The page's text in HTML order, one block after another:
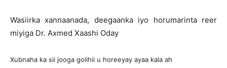
Wasiirka xannaanada, deegaanka iyo horumarinta reer
miyiga Dr. Axmed Xaashi Oday
Xubnaha ka sii jooga golihii u horeeyay ayaa kala ah